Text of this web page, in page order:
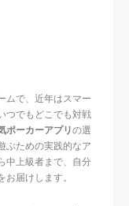
ムで、近年はスマー
つでもどこでも対戦
ポーカーアプリの選
ぶための実践的なア
中上級者まで、自分
届けします。